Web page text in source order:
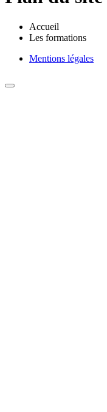
Accueil
Les formations
Mentions légales